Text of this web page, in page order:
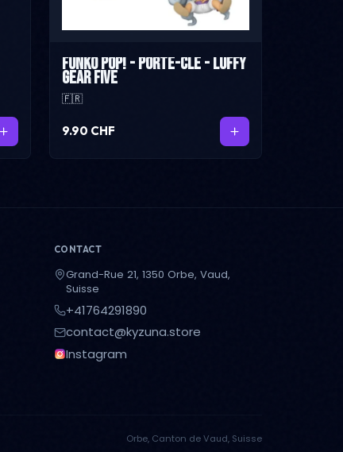
Funko Pop! - Porte-Clé - Luffy
Gear Five
🇫🇷
9.90 CHF
CONTACT
Grand-Rue 21, 1350 Orbe, Vaud,
Suisse
+41764291890
contact@kyzuna.store
Instagram
Orbe, Canton de Vaud, Suisse